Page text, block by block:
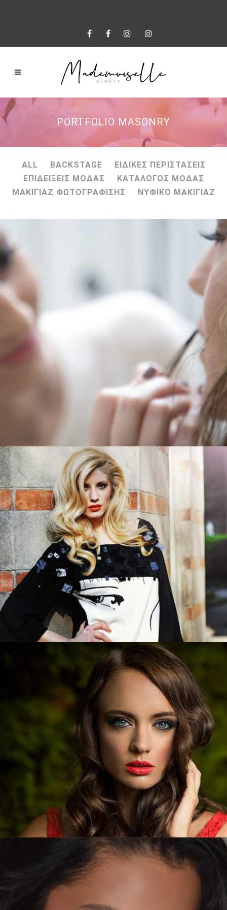
PORTFOLIO MASONRY
ALL BACKSTAGE
ΕΙΔΙΚΕΣ ΠΕΡΙΣΤΑΣΕΙΣ
ΕΠΙΔΕΙΞΕΙΣ ΜΟΔΑΣ
ΚΑΤΑΛΟΓΟΣ ΜΟΔΑΣ
ΜΑΚΙΓΙΑΖ ΦΩΤΟΓΡΑΦΙΣΗΣ
ΝΥΦΙΚΟ ΜΑΚΙΓΙΑΖ
FASHION
ΚΑΤΑΛΟΓΟΣ ΜΟΔΑΣ
Zoom
BEAUTY
ΜΑΚΙΓΙΑΖ ΦΩΤΟΓΡΑΦΙΣΗΣ
Zoom View